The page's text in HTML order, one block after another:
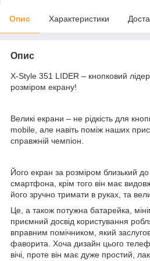
Опис Характеристики
Опис
X-Style 351 LIDER – кнопковий
розміром екрану!
Великі екрани – не рідкість для
mobile, але навіть поміж наших
справжній чемпіон.
Його екран за розміром близький
смартфона, крім того він має
його зручно тримати в руках, та
Це, а також потужна батарейка,
приємний досвід користування
вправним помічником, який
фаворита. Хоча дизайн цього
вічі, проте він має дуже простий,